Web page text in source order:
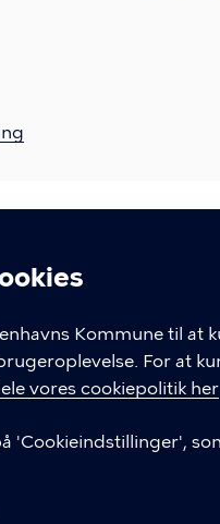
Kommune til at
For at
vores cookiepolitik her
'Cookieindstillinger',
GENVEJE
Hvis